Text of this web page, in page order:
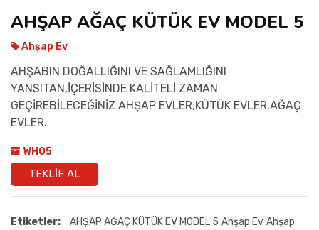
AHŞAP AĞAÇ KÜTÜK EV MODEL 5
Ahşap Ev
AHŞABIN DOĞALLIĞINI VE SAĞLAMLIĞINI
YANSITAN,İÇERİSİNDE KALİTELİ ZAMAN
GEÇİREBİLECEĞİNİZ AHŞAP EVLER,KÜTÜK EVLER,AĞAÇ
EVLER.
WH05
TEKLIF AL
Etiketler: AHŞAP AĞAÇ KÜTÜK EV MODEL 5 Ahşap Ev Ahşap